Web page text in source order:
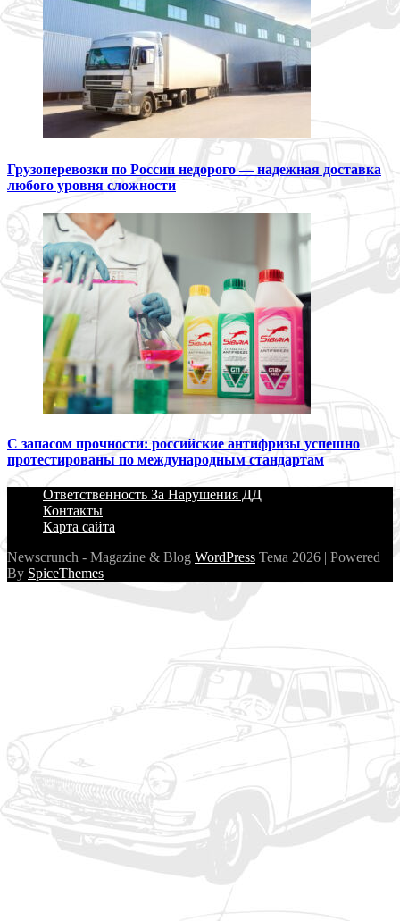
Грузоперевозки по России недорого — надежная доставка
любого уровня сложности
С запасом прочности: российские антифризы успешно
протестированы по международным стандартам
Ответственность За Нарушения ДД
Контакты
Карта сайта
Newscrunch - Magazine & Blog WordPress Тема 2026 | Powered
By SpiceThemes